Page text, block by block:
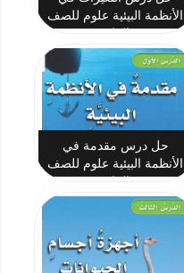
الأنظمة البيئية علوم للصف
حل درس مقدمة في
الأنظمة البيئية علوم للصف